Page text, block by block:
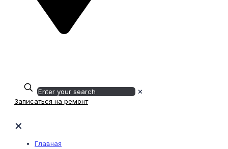
✕
Записаться на ремонт
✕
Главная